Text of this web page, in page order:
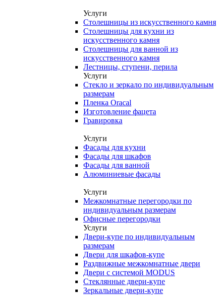
Услуги
Столешницы из искусственного камня
Столешницы для кухни из
искусственного камня
Столешницы для ванной из
искусственного камня
Лестницы, ступени, перила
Услуги
Стекло и зеркало по индивидуальным
размерам
Пленка Oracal
Изготовление фацета
Гравировка
Услуги
Фасады для кухни
Фасады для шкафов
Фасады для ванной
Алюминиевые фасады
Услуги
Межкомнатные перегородки по
индивидуальным размерам
Офисные перегородки
Услуги
Двери-купе по индивидуальным
размерам
Двери для шкафов-купе
Раздвижные межкомнатные двери
Двери с системой MODUS
Стеклянные двери-купе
Зеркальные двери-купе